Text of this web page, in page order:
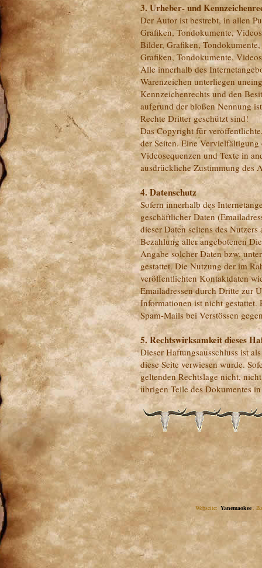
3. Urheber- und
Der Autor ist bestrebt, in allen
Grafiken, Tondokumente,
Bilder, Grafiken,
Grafiken, Tondokumente,
Alle innerhalb des
Warenzeichen unterliegen
Kennzeichenrechts und den
aufgrund der bloßen Nennung
Rechte Dritter geschützt sind!
Das Copyright für
der Seiten. Eine
Videosequenzen und Texte in
ausdrückliche Zustimmung des
4. Datenschutz
Sofern innerhalb des
geschäftlicher Daten
dieser Daten seitens des
Bezahlung aller angebotenen
Angabe solcher Daten bzw.
gestattet. Die Nutzung der im
veröffentlichten Kontaktdaten
Emailadressen durch Dritte zur
Informationen ist nicht gestattet.
Spam-Mails bei Verstössen
5. Rechtswirksamkeit dieses
Dieser Haftungsausschluss ist
diese Seite verwiesen wurde.
geltenden Rechtslage nicht,
übrigen Teile des Dokumentes
Webseite: Yanemaokee ,